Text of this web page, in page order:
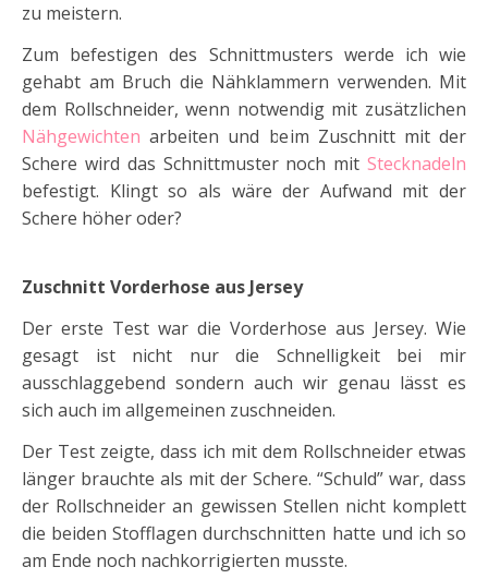
zu meistern.
Zum befestigen des Schnittmusters werde ich wie
gehabt am Bruch die Nähklammern verwenden. Mit
dem Rollschneider, wenn notwendig mit zusätzlichen
Nähgewichten arbeiten und beim Zuschnitt mit der
Schere wird das Schnittmuster noch mit Stecknadeln
befestigt. Klingt so als wäre der Aufwand mit der
Schere höher oder?
Zuschnitt Vorderhose aus Jersey
Der erste Test war die Vorderhose aus Jersey. Wie
gesagt ist nicht nur die Schnelligkeit bei mir
ausschlaggebend sondern auch wir genau lässt es
sich auch im allgemeinen zuschneiden.
Der Test zeigte, dass ich mit dem Rollschneider etwas
länger brauchte als mit der Schere. “Schuld” war, dass
der Rollschneider an gewissen Stellen nicht komplett
die beiden Stofflagen durchschnitten hatte und ich so
am Ende noch nachkorrigierten musste.